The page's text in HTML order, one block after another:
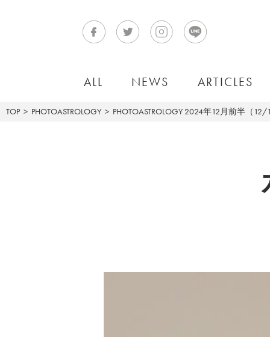
ALL NEWS ARTICLES
TOP PHOTOASTROLOGY PHOTOASTROLOGY 2024年12月前半（